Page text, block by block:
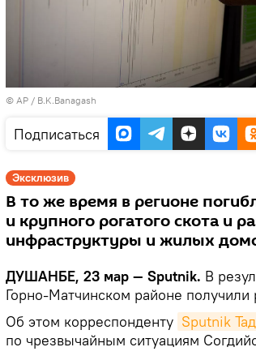
© AP / B.K.Banagash
Подписаться
Эксклюзив
В то же время в регионе
и крупного рогатого скота и
инфраструктуры и жилых
ДУШАНБЕ, 23 мар — Sputnik. В
Горно-Матчинском районе получили
Об этом корреспонденту Sputnik
по чрезвычайным ситуациям